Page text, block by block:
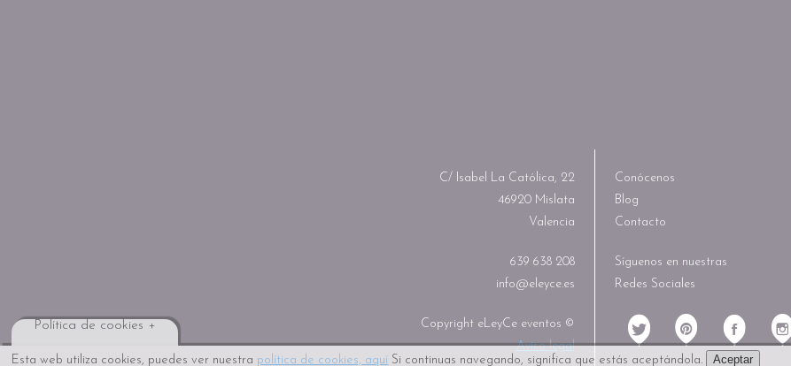
Esta web utiliza cookies, puedes ver nuestra política de cookies, aquí Si continuas navegando, significa que estás aceptándola. Aceptar
Política de cookies +
C/ Isabel La Católica, 22
46920 Mislata
Valencia
639 638 208
info@eleyce.es
Copyright eLeyCe eventos ©
Aviso legal
Conócenos
Blog
Contacto
Síguenos en nuestras
Redes Sociales